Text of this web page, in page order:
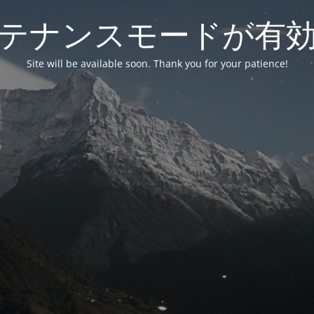
ナンスモードが有
Site will be available soon. Thank you for your patience!